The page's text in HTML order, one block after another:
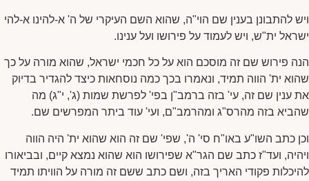
ויש להתבונן בענין שם הוי"ה, שהוא השם העיקרי של ה' א-להינו א-להי
ישראל ית"ש, ויש לעמוד על פירושו ועל ענינו.
הנה פירוש שם זה מוסכם הוא על כל חכמי ישראל, שהוא מורה על כך
שהוא ית' הווה תמיד, ונאמרו בכך כמה נוסחאות כיצד להגדיר בדיוק
את ענין שם זה, עי' בזה ברמב"ן בפי' לפרשת שמות (ג', י"ג) מה
שהביא בזה מהרס"ג ומהרמב"ם, ועי' עוד ביתר המפרשים שם.
וכן כתב השו"ע באו"ח סי' ה', שפי' שם זה הוא שהוא ית' היה הווה
ויהיה, ועד"ז כתב שם הגר"א שפירושו הוא שהוא נמצא קיים, ובביאורו
להיכלות פקודי האריך בזה, ושם כתב ששם זה מורה על הוויתו תמיד